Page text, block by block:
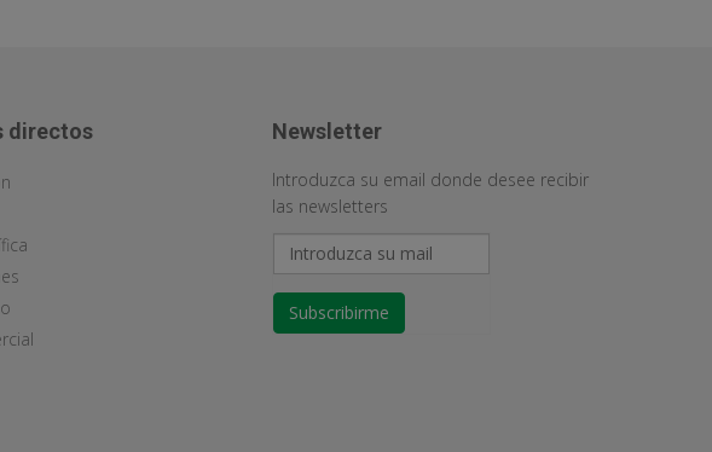
directos Newsletter
Introduzca su email donde desee recibir
las newsletters
Subscribirme